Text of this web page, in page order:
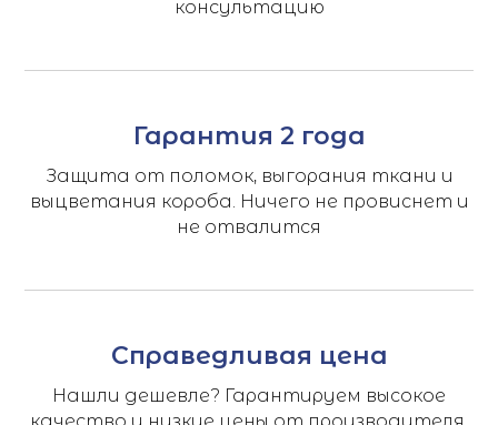
консультацию
Гарантия 2 года
Защита от поломок, выгорания ткани и
выцветания короба. Ничего не провиснет и
не отвалится
Справедливая цена
Нашли дешевле? Гарантируем высокое